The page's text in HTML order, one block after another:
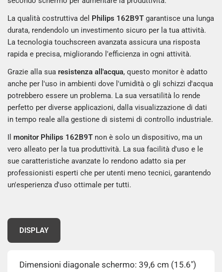
La qualità costruttiva del Philips 162B9T garantisce una lunga
durata, rendendolo un investimento sicuro per la tua attività.
La tecnologia touchscreen avanzata assicura una risposta
rapida e precisa, migliorando l'efficienza in ogni attività.
Grazie alla suaresistenza all'acqua, questo monitor è adatto
anche per l'uso in ambienti dove l'umidità o gli schizzi d'acqua
potrebbero essere un problema. La sua versatilità lo rende
perfetto per diverse applicazioni, dalla visualizzazione di dati
in tempo reale alla gestione di sistemi di controllo industriale.
Ilmonitor Philips 162B9T non è solo un dispositivo, ma un
vero alleato per la tua produttività. La sua facilità d'uso e le
sue caratteristiche avanzate lo rendono adatto sia per
professionisti esperti che per utenti meno tecnici, garantendo
un'esperienza d'uso ottimale per tutti.
DISPLAY
Dimensioni diagonale schermo: 39,6 cm (15.6")